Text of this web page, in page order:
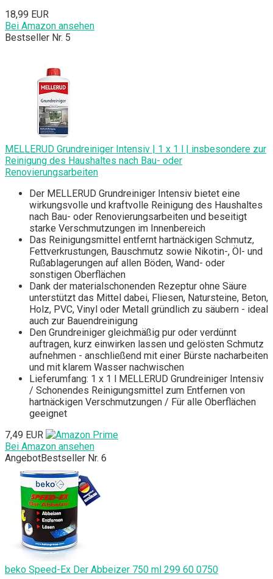
18,99 EUR
Bei Amazon ansehen
Bestseller Nr. 5
MELLERUD Grundreiniger Intensiv | 1 x 1 l | insbesondere zur
Reinigung des Haushaltes nach Bau- oder
Renovierungsarbeiten
Der MELLERUD Grundreiniger Intensiv bietet eine
wirkungsvolle und kraftvolle Reinigung des Haushaltes
nach Bau- oder Renovierungsarbeiten und beseitigt
starke Verschmutzungen im Innenbereich
Das Reinigungsmittel entfernt hartnäckigen Schmutz,
Fettverkrustungen, Bauschmutz sowie Nikotin-, Öl- und
Rußablagerungen auf allen Böden, Wand- oder
sonstigen Oberflächen
Dank der materialschonenden Rezeptur ohne Säure
unterstützt das Mittel dabei, Fliesen, Natursteine, Beton,
Holz, PVC, Vinyl oder Metall gründlich zu säubern - ideal
auch zur Bauendreinigung
Den Grundreiniger gleichmäßig pur oder verdünnt
auftragen, kurz einwirken lassen und gelösten Schmutz
aufnehmen - anschließend mit einer Bürste nacharbeiten
und mit klarem Wasser nachwischen
Lieferumfang: 1 x 1 l MELLERUD Grundreiniger Intensiv
/ Schonendes Reinigungsmittel zum Entfernen von
hartnäckigen Verschmutzungen / Für alle Oberflächen
geeignet
7,49 EUR
Bei Amazon ansehen
AngebotBestseller Nr. 6
beko Speed-Ex Der Abbeizer 750 ml 299 60 0750